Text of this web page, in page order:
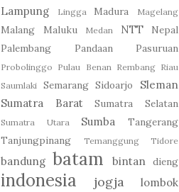
Lampung Lingga Madura Magelang
Malang Maluku Medan NTT
Nepal
Palembang
Pandaan Pasuruan
Probolinggo Pulau Benan Rembang Riau
Saumlaki Semarang Sidoarjo
Sleman
Sumatra Barat
Sumatra Selatan
Sumatra Utara Sumba
Tangerang
Tanjungpinang
Temanggung Tidore
bandung batam bintan dieng
indonesia jogja
lombok